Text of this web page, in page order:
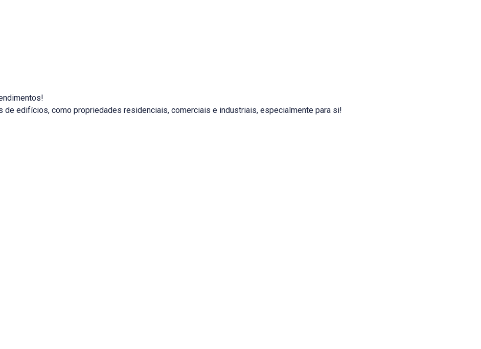
de edifícios, como propriedades residenciais, comerciais e industriais, especialmente para si!